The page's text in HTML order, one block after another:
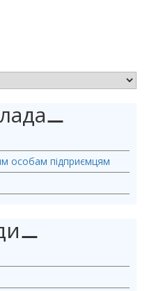
⚊
особам підприємцям
⚊